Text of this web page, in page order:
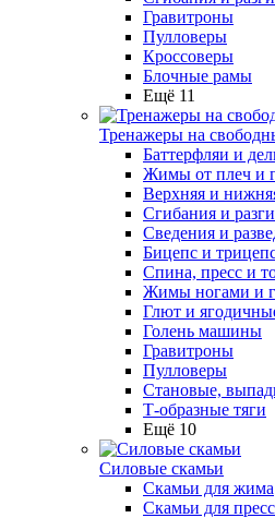
Гравитроны
Пулловеры
Кроссоверы
Блочные рамы
Ещё 11
Тренажеры на
Баттерфляи и
Жимы от плеч и
Верхняя и
Сгибания и
Сведения и
Бицепс и
Спина, пресс и
Жимы ногами и
Глют и
Голень машины
Гравитроны
Пулловеры
Становые,
Т-образные тяги
Ещё 10
Силовые скамьи
Скамьи для жима
Скамьи для